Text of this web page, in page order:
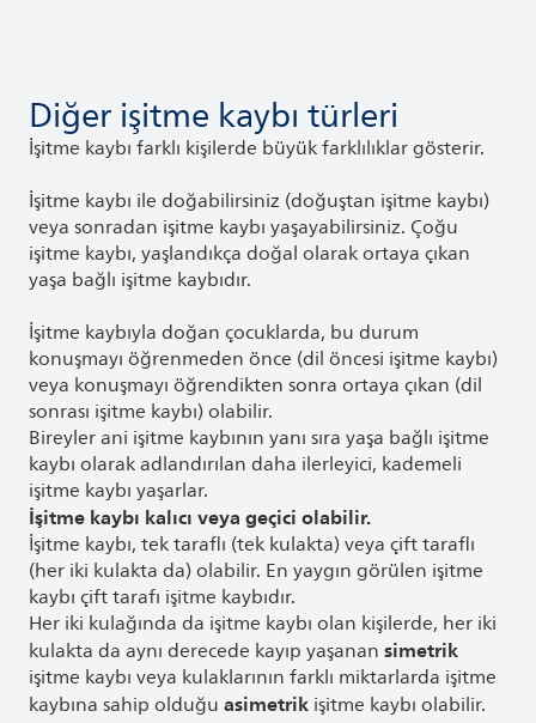
Diğer işitme kaybı türleri
İşitme kaybı farklı kişilerde büyük farklılıklar gösterir.
İşitme kaybı ile doğabilirsiniz (doğuştan işitme kaybı)
veya sonradan işitme kaybı yaşayabilirsiniz. Çoğu
işitme kaybı, yaşlandıkça doğal olarak ortaya çıkan
yaşa bağlı işitme kaybıdır.
İşitme kaybıyla doğan çocuklarda, bu durum
konuşmayı öğrenmeden önce (dil öncesi işitme kaybı)
veya konuşmayı öğrendikten sonra ortaya çıkan (dil
sonrası işitme kaybı) olabilir.
Bireyler ani işitme kaybının yanı sıra yaşa bağlı işitme
kaybı olarak adlandırılan daha ilerleyici, kademeli
işitme kaybı yaşarlar.
İşitme kaybı kalıcı veya geçici olabilir.
İşitme kaybı, tek taraflı (tek kulakta) veya çift taraflı
(her iki kulakta da) olabilir. En yaygın görülen işitme
kaybı çift tarafı işitme kaybıdır.
Her iki kulağında da işitme kaybı olan kişilerde, her iki
kulakta da aynı derecede kayıp yaşanansimetrik
işitme kaybı veya kulaklarının farklı miktarlarda işitme
kaybına sahip olduğuasimetrikişitme kaybı olabilir.